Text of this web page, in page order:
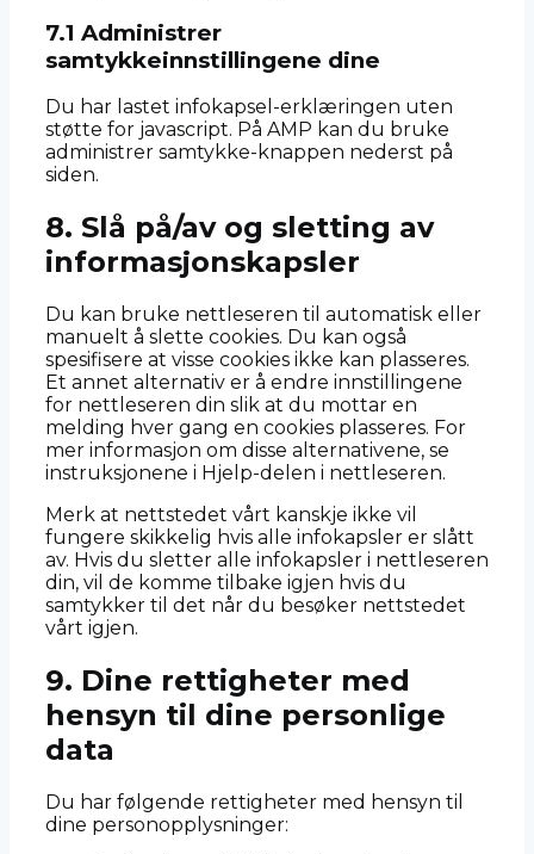
7.1 Administrer
samtykkeinnstillingene dine
Du har lastet infokapsel-erklæringen uten
støtte for javascript. På AMP kan du bruke
administrer samtykke-knappen nederst på
siden.
8. Slå på/av og sletting av
informasjonskapsler
Du kan bruke nettleseren til automatisk eller
manuelt å slette cookies. Du kan også
spesifisere at visse cookies ikke kan plasseres.
Et annet alternativ er å endre innstillingene
for nettleseren din slik at du mottar en
melding hver gang en cookies plasseres. For
mer informasjon om disse alternativene, se
instruksjonene i Hjelp-delen i nettleseren.
Merk at nettstedet vårt kanskje ikke vil
fungere skikkelig hvis alle infokapsler er slått
av. Hvis du sletter alle infokapsler i nettleseren
din, vil de komme tilbake igjen hvis du
samtykker til det når du besøker nettstedet
vårt igjen.
9. Dine rettigheter med
hensyn til dine personlige
data
Du har følgende rettigheter med hensyn til
dine personopplysninger: